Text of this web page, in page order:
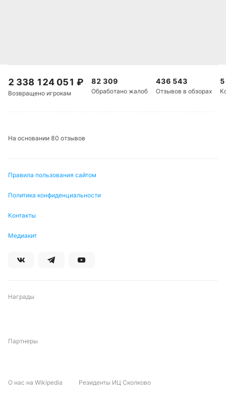
2 338 124 051 ₽
Возвращено игрокам
82 309
Обработано жалоб
436 543
Отзывов в обзорах
На основании 80 отзывов
Правила пользования сайтом
Политика конфиденциальности
Контакты
Медиакит
Награды
Партнеры
О нас на Wikipedia Резиденты ИЦ Сколково